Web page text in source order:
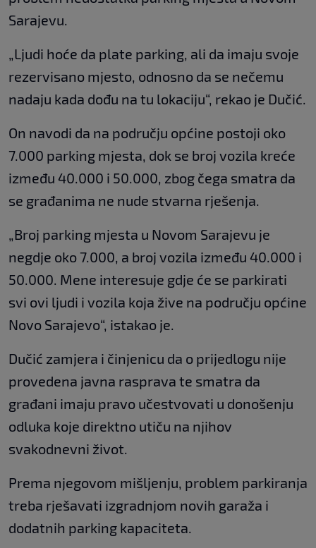
Sarajevu.
„Ljudi hoće da plate parking, ali da imaju svoje
rezervisano mjesto, odnosno da se nečemu
nadaju kada dođu na tu lokaciju“, rekao je Dučić.
On navodi da na području općine postoji oko
7.000 parking mjesta, dok se broj vozila kreće
između 40.000 i 50.000, zbog čega smatra da
se građanima ne nude stvarna rješenja.
„Broj parking mjesta u Novom Sarajevu je
negdje oko 7.000, a broj vozila između 40.000 i
50.000. Mene interesuje gdje će se parkirati
svi ovi ljudi i vozila koja žive na području općine
Novo Sarajevo“, istakao je.
Dučić zamjera i činjenicu da o prijedlogu nije
provedena javna rasprava te smatra da
građani imaju pravo učestvovati u donošenju
odluka koje direktno utiču na njihov
svakodnevni život.
Prema njegovom mišljenju, problem parkiranja
treba rješavati izgradnjom novih garaža i
dodatnih parking kapaciteta.